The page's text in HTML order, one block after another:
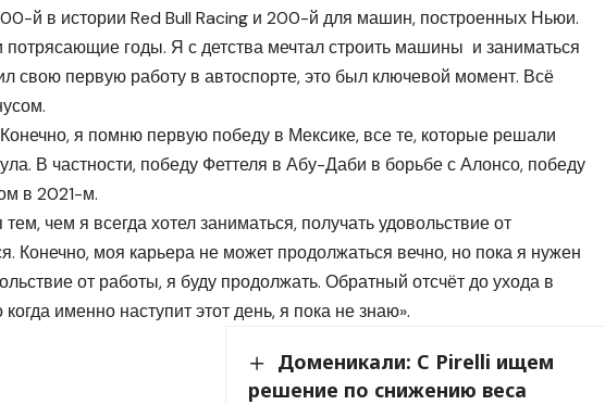
й в истории Red Bull Racing и 200-й для машин, построенных Ньюи.
годы. Я с детства мечтал строить машины и заниматься
свою первую работу в автоспорте, это был ключевой момент. Всё
я помню первую победу в Мексике, все те, которые решали
В частности, победу Феттеля в Абу-Даби в борьбе с Алонсо, победу
в 2021-м.
чем я всегда хотел заниматься, получать удовольствие от
Конечно, моя карьера не может продолжаться вечно, но пока я нужен
от работы, я буду продолжать. Обратный отсчёт до ухода в
именно наступит этот день, я пока не знаю».
Доменикали: С Pirelli ищем
решение по снижению веса